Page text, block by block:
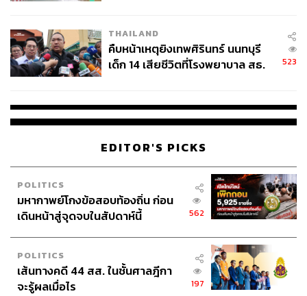
THAILAND
คืบหน้าเหตุยิงเทพศิรินทร์ นนทบุรี
เด็ก 14 เสียชีวิตที่โรงพยาบาล สธ.
523
EDITOR'S PICKS
POLITICS
มหากาพย์โกงข้อสอบท้องถิ่น ก่อน
เดินหน้าสู่จุดจบในสัปดาห์นี้
562
POLITICS
เส้นทางคดี 44 สส. ในชั้นศาลฎีกา
จะรู้ผลเมื่อไร
197